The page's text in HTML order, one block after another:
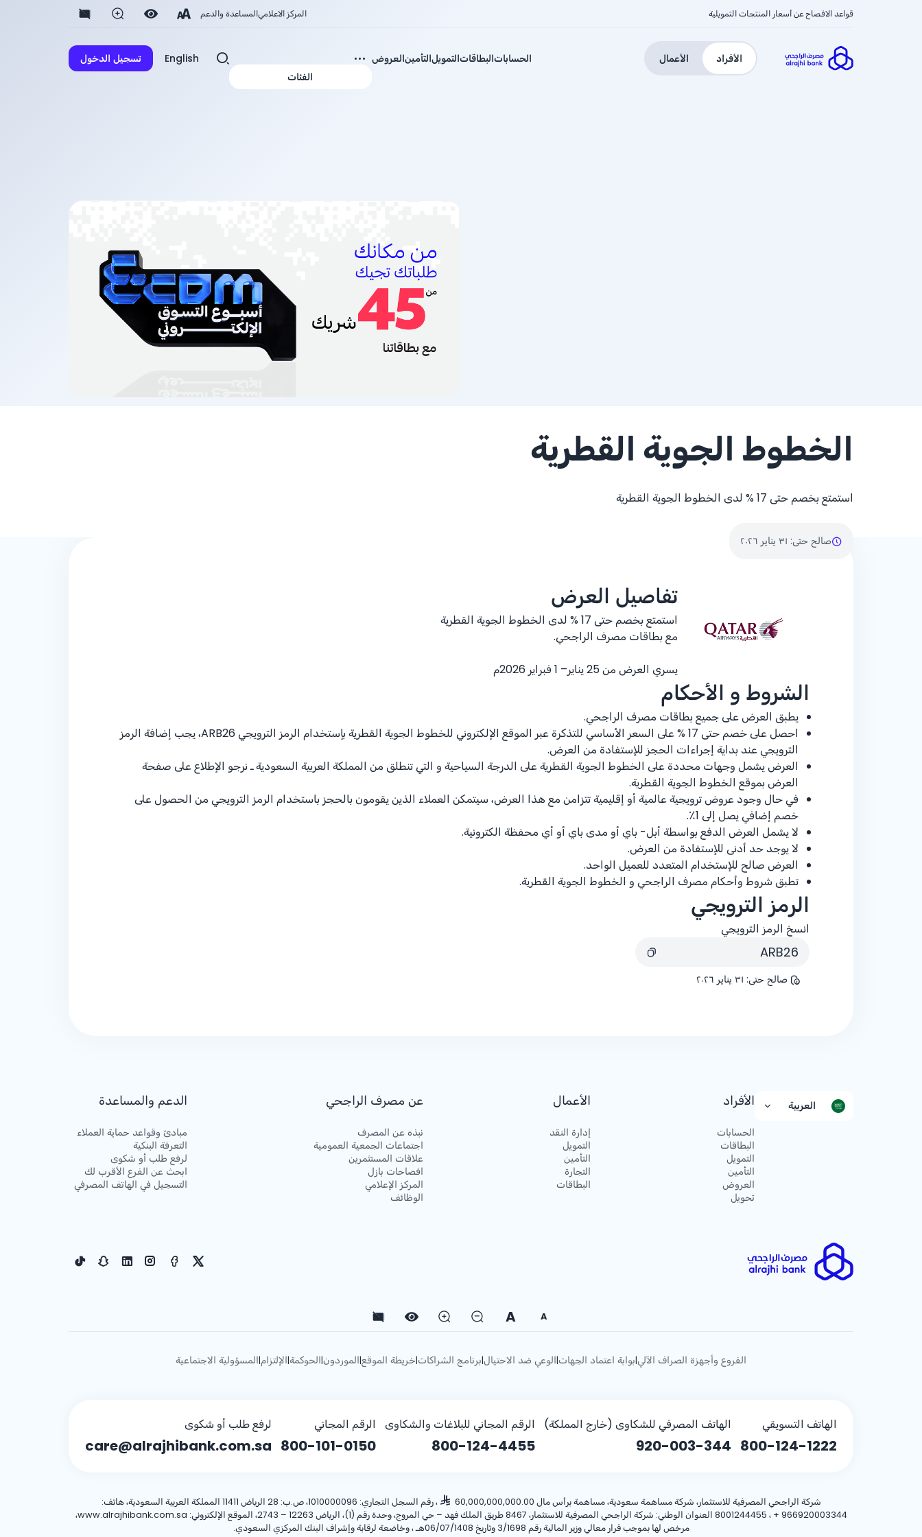
قواعد الافصاح عن أسعار المنتجات التمويلية المركز الاعلاميالمساعدة والدعم
الأفراد الأعمال الحساباتالبطاقاتالتمويلالتأمينالعروض
الفئات
English تسجيل الدخول
الخطوط الجوية القطرية
استمتع بخصم حتى % 17 لدى الخطوط الجوية القطرية
صالح حتى: ٣١ يناير ٢٠٢٦
تفاصيل العرض
استمتع بخصم حتى % 17 لدى الخطوط الجوية القطرية
مع بطاقات مصرف الراجحي.
يسري العرض من 25 يناير– 1 فبراير 2026م
الشروط و الأحكام
يطبق العرض على جميع بطاقات مصرف الراجحي.
احصل على خصم حتى % 17
على السعر الأساسي للتذكرة عبر الموقع الإلكتروني للخطوط الجوية القطرية بإستخدام الرمز الترويجي ARB26، يجب إضافة الرمز
الترويجي عند بداية إجراءات الحجز للإستفادة من العرض.
العرض يشمل وجهات محددة على الخطوط الجوية القطرية على الدرجة السياحية و التي تنطلق من المملكة العربية السعودية ـ نرجو الإطلاع على صفحة
العرض بموقع الخطوط الجوية القطرية.
في حال وجود عروض ترويجية عالمية أو إقليمية تتزامن مع هذا العرض، سيتمكن العملاء الذين يقومون بالحجز باستخدام الرمز الترويجي من الحصول على
خصم إضافي يصل إلى 1٪.
لا يشمل العرض الدفع بواسطة أبل- باي أو مدى باي أو أي محفظة الكترونية.
لا يوجد حد أدنى للإستفادة من العرض.
العرض صالح للإستخدام المتعدد للعميل الواحد.
تطبق شروط وأحكام مصرف الراجحي و الخطوط الجوية القطرية.
الرمز الترويجي
انسخ الرمز الترويجي
ARB26
صالح حتى: ٣١ يناير ٢٠٢٦
العربية الأفراد
الحسابات
البطاقات
التمويل
التأمين
العروض
تحويل
الأعمال
إدارة النقد
التمويل
التأمين
التجارة
البطاقات
عن مصرف الراجحي
نبذه عن المصرف
اجتماعات الجمعية العمومية
علاقات المستثمرين
افصاحات بازل
المركز الإعلامي
الوظائف
الدعم والمساعدة
مبادئ وقواعد حماية العملاء
التعرفة البنكية
لرفع طلب أو شكوى
ابحث عن الفرع الأقرب لك
التسجيل في الهاتف المصرفي
A
A
الفروع وأجهزة الصراف الآلي|بوابة اعتماد الجهات|الوعي ضد الاحتيال|برنامج الشراكات|خريطة الموقع|الموردون|الحوكمة|الإلتزام|المسؤولية الاجتماعية
الهاتف التسويقي
800-124-1222
الهاتف المصرفي للشكاوى (خارج المملكة)
920-003-344
الرقم المجاني للبلاغات والشكاوى
800-124-4455
الرقم المجاني
800-101-0150
لرفع طلب أو شكوى
care@alrajhibank.com.sa
شركة الراجحي المصرفية للاستثمار، شركة مساهمة سعودية، مساهمة برأس مال 60,000,000,000.00
، رقم السجل التجاري: 1010000096، ص.ب: 28 الرياض 11411 المملكة العربية السعودية، هاتف:
+ 966920003344
، 8001244455 العنوان الوطني: شركة الراجحي المصرفية للاستثمار، 8467 طريق الملك فهد – حي المروج، وحدة رقم (1)، الرياض 12263 – 2743، الموقع الإلكتروني: www.alrajhibank.com.sa،
مرخص لها بموجب قرار معالي وزير المالية رقم 3/1698 وتاريخ 06/07/1408هـ ، وخاضعة لرقابة وإشراف البنك المركزي السعودي.